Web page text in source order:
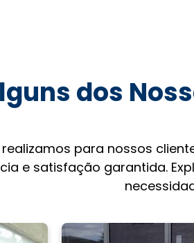
dos
para nossos
e satisfação garantida.